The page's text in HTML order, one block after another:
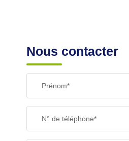
Nous contacter
Prénom*
N° de téléphone*